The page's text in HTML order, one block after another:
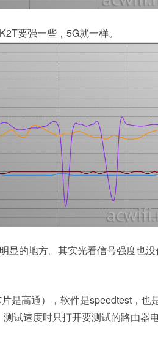
要强一些，5G就一样。
显的地方。其实光看信号强度也
是高通），软件是speedtest，也
试速度时只打开要测试的路由器